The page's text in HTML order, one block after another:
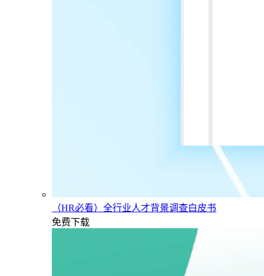
（HR必看）全行业人才背景调查白皮书
免费下载